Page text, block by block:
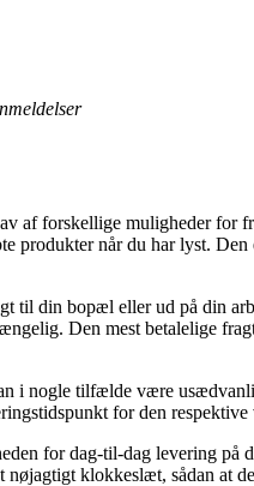
af forskellige muligheder
produkter når du har lyst.
til din bopæl eller ud på din
Den mest betalelige
i nogle tilfælde være
for den respektive
for dag-til-dag levering
klokkeslæt, sådan at